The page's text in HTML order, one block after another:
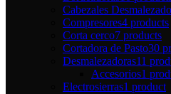
Cabezales
Compresores4 products
Corta cerco7 products
Cortadora de Pasto30
Desmalezadoras11
Accesorios1
Electrosierras1 product